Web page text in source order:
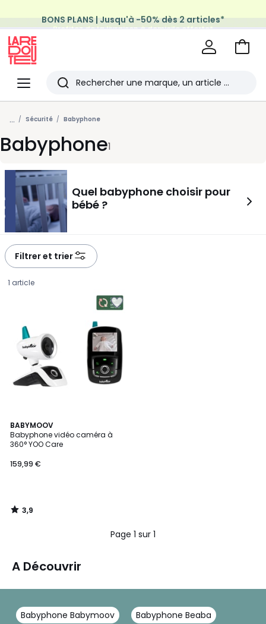
BONS PLANS | Jusqu'à -50% dès 2 articles*
Profitez de la livraison à domicile offerte*
Menu
Redoute
Rechercher
Les
derniers
articles
consultés
Aller
... Sécurité Babyphone
Babyphone1
Quel babyphone choisir pour
bébé ?
Filtrer et trier
1 article
BABYMOOV
Babyphone vidéo caméra à
360° YOO Care
€.
159,99 €
3,9
/ 5
3,9
/
Page 1 sur 1
A Découvrir
Babyphone Babymoov Babyphone Beaba